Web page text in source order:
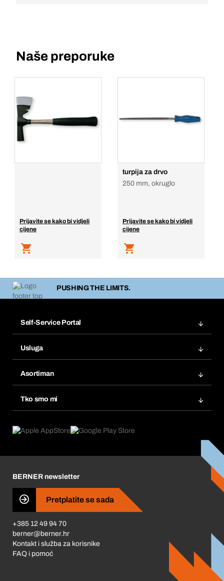
Naše preporuke
Prijavite se kako bi vidjeli
cijene
turpija za drvo
250 mm, okruglo
Prijavite se kako bi vidjeli
cijene
PUSHING THE LIMITS.
Self-Service Portal
Popisi želja
Ponovno naručivanje
Pretplate
Usluga
Tražitelji proizvoda
Asortiman
Tko smo mi
Što nas pokreće
Business Conduct
BERNER newsletter
Pretplatite se sada
+385 12 49 94 70
berner@berner.hr
Kontakt i služba za korisnike
FAQ i pomoć